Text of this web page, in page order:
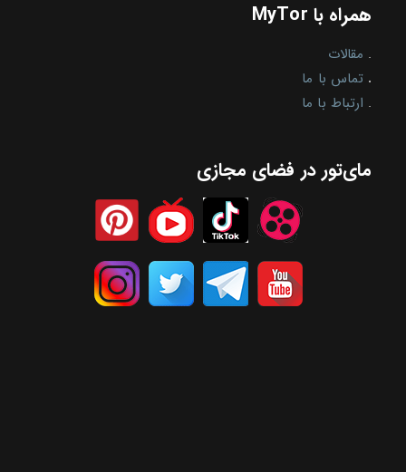
همراه با MyTor
. مقالات
. تماس با ما
. ارتباط با ما
مای‌تور در فضای مجازی